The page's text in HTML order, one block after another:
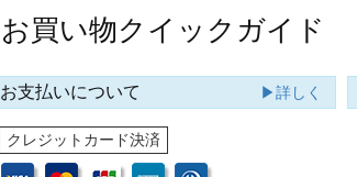
お買い物クイックガイド
お支払いについて ▶詳しく
クレジットカード決済